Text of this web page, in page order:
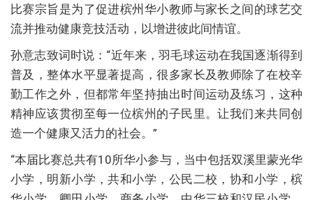
比赛宗旨是为了促进槟州华小教师与家长之间的球艺交
流并推动健康竞技活动，以增进彼此间情谊。
孙意志致词时说：“近年来，羽毛球运动在我国逐渐得到
普及，整体水平显著提高，很多家长及教师除了在校辛
勤工作之外，但都常年坚持抽出时间运动及练习，这种
精神应该贯彻至每一位槟州的子民里。让我们来共同创
造一个健康又活力的社会。”
“本届比赛总共有10所华小参与，当中包括双溪里蒙光华
小学，明新小学，共和小学，公民二校，协和小学，槟